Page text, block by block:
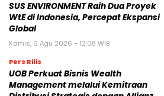
SUS ENVIRONMENT Raih Dua Proyek
WtE di Indonesia, Percepat Ekspansi
Global
Kamis, 6 Agu 2026 - 12:08 WIB
Pers Rilis
UOB Perkuat Bisnis Wealth
Management melalui Kemitraan